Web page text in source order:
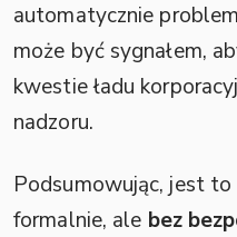
automatycznie
może być sygnałem,
kwestie ładu
nadzoru.
Podsumowując, jest
formalnie, ale bez